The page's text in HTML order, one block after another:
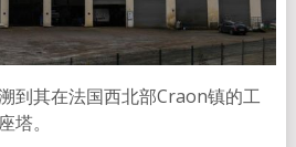
到其在法国西北部Craon镇的工
塔。